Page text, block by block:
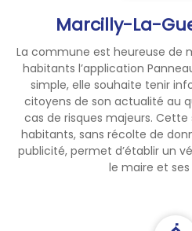
Marcilly-La-
La commune est heureuse de
habitants l’application
simple, elle souhaite tenir
citoyens de son actualité au
cas de risques majeurs.
habitants, sans récolte de
publicité, permet d’établir un
le maire et